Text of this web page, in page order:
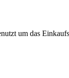
um das